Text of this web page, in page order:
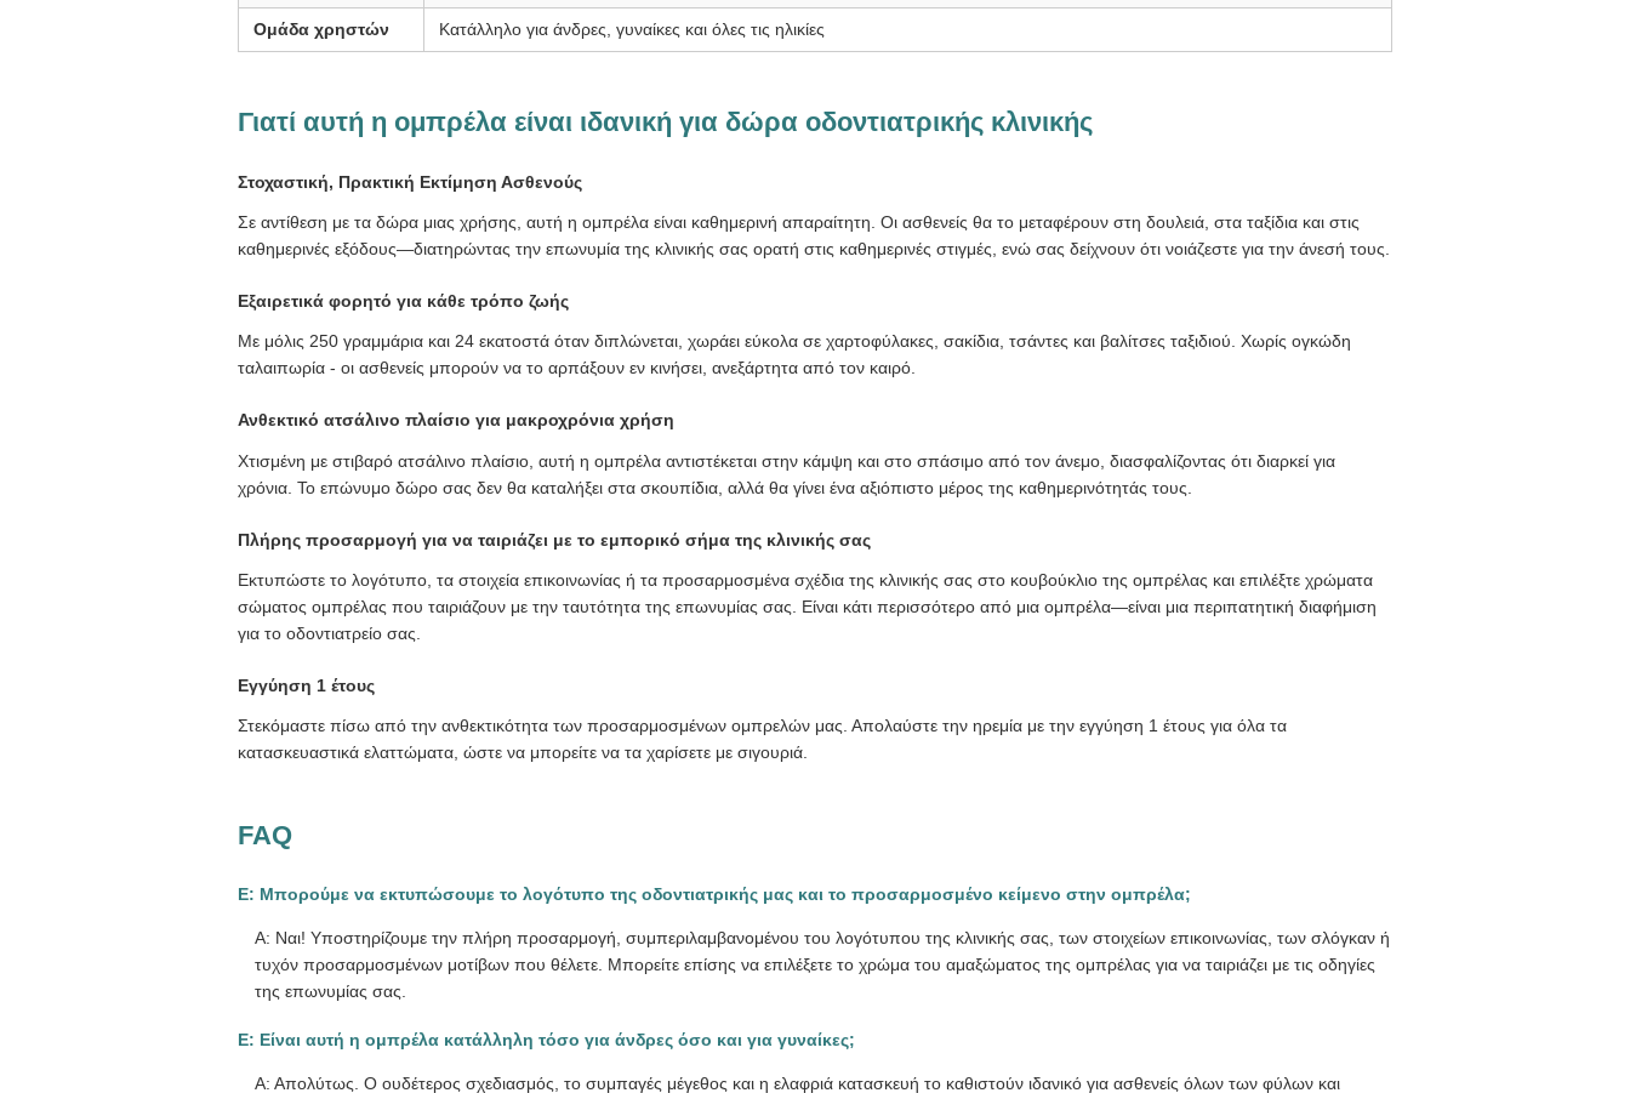
Ομάδα χρηστών Κατάλληλο για άνδρες, γυναίκες και όλες τις ηλικίες
Γιατί αυτή η ομπρέλα είναι ιδανική για δώρα οδοντιατρικής κλινικής
Στοχαστική, Πρακτική Εκτίμηση Ασθενούς
Σε αντίθεση με τα δώρα μιας χρήσης, αυτή η ομπρέλα είναι καθημερινή απαραίτητη. Οι ασθενείς θα το μεταφέρουν στη δουλειά, στα ταξίδια και στις
καθημερινές εξόδους—διατηρώντας την επωνυμία της κλινικής σας ορατή στις καθημερινές στιγμές, ενώ σας δείχνουν ότι νοιάζεστε για την άνεσή τους.
Εξαιρετικά φορητό για κάθε τρόπο ζωής
Με μόλις 250 γραμμάρια και 24 εκατοστά όταν διπλώνεται, χωράει εύκολα σε χαρτοφύλακες, σακίδια, τσάντες και βαλίτσες ταξιδιού. Χωρίς ογκώδη
ταλαιπωρία - οι ασθενείς μπορούν να το αρπάξουν εν κινήσει, ανεξάρτητα από τον καιρό.
Ανθεκτικό ατσάλινο πλαίσιο για μακροχρόνια χρήση
Χτισμένη με στιβαρό ατσάλινο πλαίσιο, αυτή η ομπρέλα αντιστέκεται στην κάμψη και στο σπάσιμο από τον άνεμο, διασφαλίζοντας ότι διαρκεί για
χρόνια. Το επώνυμο δώρο σας δεν θα καταλήξει στα σκουπίδια, αλλά θα γίνει ένα αξιόπιστο μέρος της καθημερινότητάς τους.
Πλήρης προσαρμογή για να ταιριάζει με το εμπορικό σήμα της κλινικής σας
Εκτυπώστε το λογότυπο, τα στοιχεία επικοινωνίας ή τα προσαρμοσμένα σχέδια της κλινικής σας στο κουβούκλιο της ομπρέλας και επιλέξτε χρώματα
σώματος ομπρέλας που ταιριάζουν με την ταυτότητα της επωνυμίας σας. Είναι κάτι περισσότερο από μια ομπρέλα—είναι μια περιπατητική διαφήμιση
για το οδοντιατρείο σας.
Εγγύηση 1 έτους
Στεκόμαστε πίσω από την ανθεκτικότητα των προσαρμοσμένων ομπρελών μας. Απολαύστε την ηρεμία με την εγγύηση 1 έτους για όλα τα
κατασκευαστικά ελαττώματα, ώστε να μπορείτε να τα χαρίσετε με σιγουριά.
FAQ
Ε: Μπορούμε να εκτυπώσουμε το λογότυπο της οδοντιατρικής μας και το προσαρμοσμένο κείμενο στην ομπρέλα;
Α: Ναι! Υποστηρίζουμε την πλήρη προσαρμογή, συμπεριλαμβανομένου του λογότυπου της κλινικής σας, των στοιχείων επικοινωνίας, των σλόγκαν ή
τυχόν προσαρμοσμένων μοτίβων που θέλετε. Μπορείτε επίσης να επιλέξετε το χρώμα του αμαξώματος της ομπρέλας για να ταιριάζει με τις οδηγίες
της επωνυμίας σας.
Ε: Είναι αυτή η ομπρέλα κατάλληλη τόσο για άνδρες όσο και για γυναίκες;
Α: Απολύτως. Ο ουδέτερος σχεδιασμός, το συμπαγές μέγεθος και η ελαφριά κατασκευή το καθιστούν ιδανικό για ασθενείς όλων των φύλων και